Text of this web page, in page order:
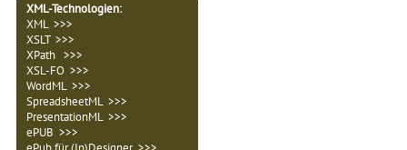
XML-Technologien:
XML >>>
XSLT >>>
XPath >>>
XSL-FO >>>
WordML >>>
SpreadsheetML >>>
PresentationML >>>
ePUB >>>